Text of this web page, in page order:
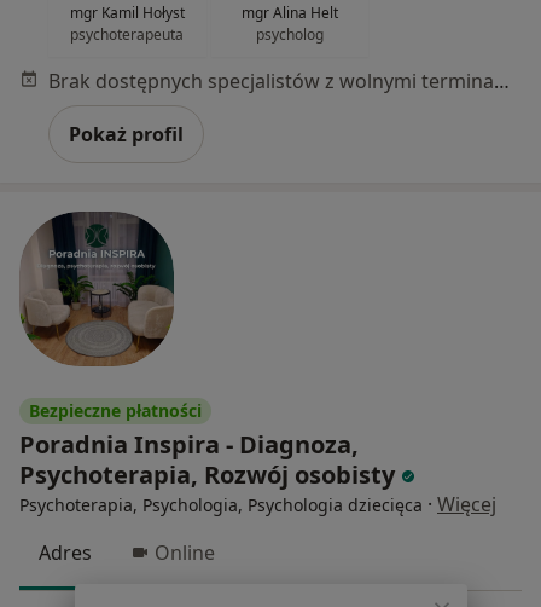
mgr Kamil Hołyst
psychoterapeuta
mgr Alina Helt
psycholog
Brak dostępnych specjalistów z wolnymi terminami w tym centrum medycznym.
Pokaż profil
Bezpieczne płatności
Poradnia Inspira - Diagnoza,
Psychoterapia, Rozwój osobisty
Psychoterapia, Psychologia, Psychologia dziecięca · Więcej
Adres
Online